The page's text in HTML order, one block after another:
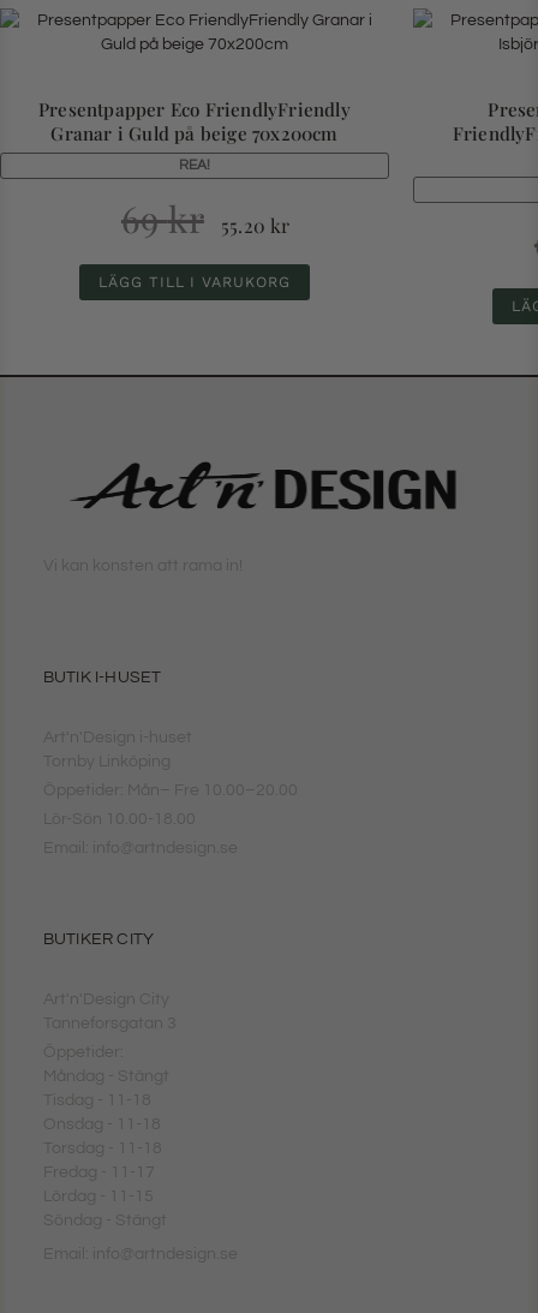
Presentpapper Eco FriendlyFriendly
Granar i Guld på beige 70x200cm
REA!
69kr 55.20 kr
LÄGG TILL I VARUKORG
Vi kan konsten att rama in!
BUTIK I-HUSET
Art'n'Design i-huset
Tornby Linköping
Öppetider: Mån– Fre 10.00–20.00
Lör-Sön 10.00-18.00
Email: info@artndesign.se
BUTIKER CITY
Art'n'Design City
Tanneforsgatan 3
Öppetider:
Måndag - Stängt
Tisdag - 11-18
Onsdag - 11-18
Torsdag - 11-18
Fredag - 11-17
Lördag - 11-15
Söndag - Stängt
Email: info@artndesign.se